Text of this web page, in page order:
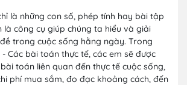
là những con số, phép tính hay bài tập
là công cụ giúp chúng ta hiểu và giải
trong cuộc sống hằng ngày. Trong
- Các bài toán thực tế, các em sẽ được
toán liên quan đến thực tế cuộc sống,
phí mua sắm, đo đạc khoảng cách, đến